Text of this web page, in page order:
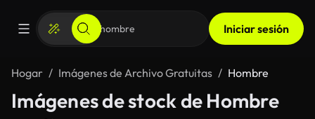
Iniciar sesión
Hogar Imágenes de Archivo Gratuitas Hombre
Imágenes de stock de Hombre